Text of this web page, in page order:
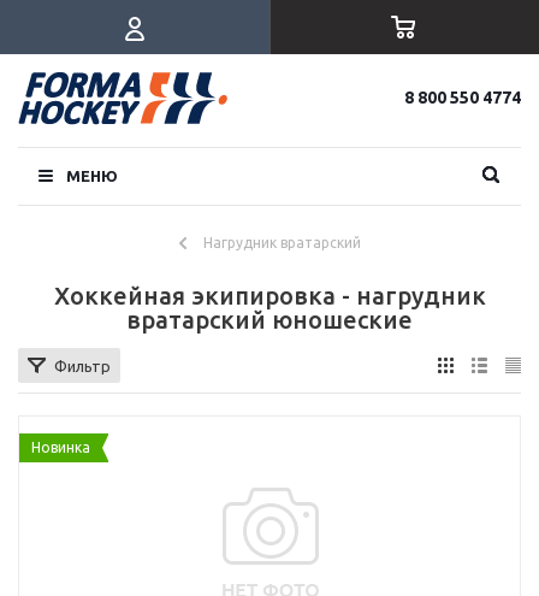
8 800 550 4774
МЕНЮ
Нагрудник вратарский
Хоккейная экипировка - нагрудник
вратарский юношеские
Фильтр
Новинка